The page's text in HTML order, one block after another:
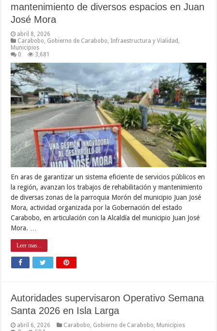
mantenimiento de diversos espacios en Juan
José Mora
abril 8, 2026
Carabobo, Gobierno de Carabobo, Infraestructura y Vialidad ,
Municipios
0
3,681
En aras de garantizar un sistema eficiente de servicios públicos en
la región, avanzan los trabajos de rehabilitación y mantenimiento
de diversas zonas de la parroquia Morón del municipio Juan José
Mora, actividad organizada por la Gobernación del estado
Carabobo, en articulación con la Alcaldía del municipio Juan José
Mora. …
Leer mas...
Autoridades supervisaron Operativo Semana
Santa 2026 en Isla Larga
abril 6, 2026 Carabobo Gobierno de Carabobo Municipios